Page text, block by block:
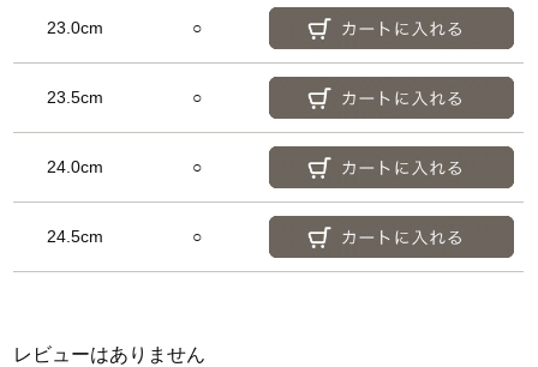
23.0cm ○
23.5cm ○
24.0cm ○
24.5cm ○
レビューはありません